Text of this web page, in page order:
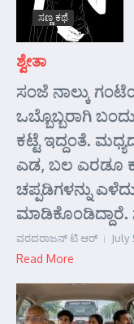
ಸಣ್ಣ ಕಥೆ
ಶ್ವೇತಾ
ಸಂಜೆ ನಾಲ್ಕು
ಒಬ್ಬೊಬ್ಬರಾಗಿ
ಕಟ್ಟೆ ಇದ್ದಂತೆ.
ಎಡ, ಬಲ ಎರಡೂ
ಚಪ್ಪಡಿಗಳನ್ನು
ಮಾಡಿಕೊಂಡಿದ್ದಾರೆ.
ವರದರಾಜನ್ ಟಿ ಆರ್ July
Read More